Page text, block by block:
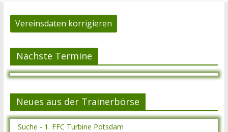
Vereinsdaten korrigieren
Nächste Termine
Neues aus der Trainerbörse
Suche - 1. FFC Turbine Potsdam